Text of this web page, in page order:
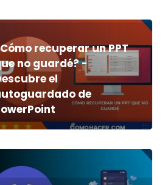
recuperar un PPT
no guardé? -
el
de